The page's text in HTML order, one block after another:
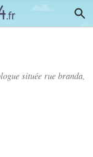
située rue branda,